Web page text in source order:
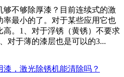
够不够除厚漆？目前连续式的激
率最小的了。对于某些应用它也
高。1、对于浮锈（黄锈）不要求
对于薄的漆层也是可以的3...